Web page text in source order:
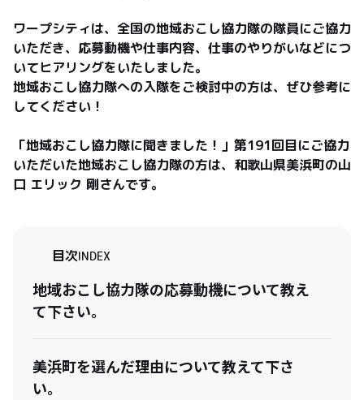
ワープシティは、全国の地域おこし協力隊の隊員にご協力
いただき、応募動機や仕事内容、仕事のやりがいなどにつ
いてヒアリングをいたしました。
地域おこし協力隊への入隊をご検討中の方は、ぜひ参考に
してください！
「地域おこし協力隊に聞きました！」第191回目にご協力
いただいた地域おこし協力隊の方は、和歌山県美浜町の山
口 エリック 剛さんです。
目次INDEX
地域おこし協力隊の応募動機について教え
て下さい。
美浜町を選んだ理由について教えて下さ
い。